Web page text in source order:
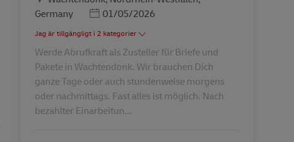
Germany
Posted Date
01/05/2026
Jag är tillgängligt i 2 kategorier
Werde Abrufkraft als Zusteller für Briefe und
Pakete in Wachtendonk. Wir brauchen Dich
ganze Tage oder auch stundenweise morgens
oder nachmittags. Fast alles ist möglich. Nach
bezahlter Einarbeitun...